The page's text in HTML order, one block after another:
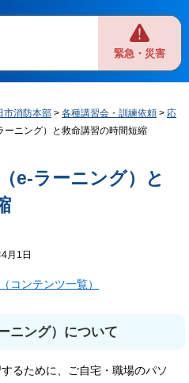
緊急・災害
市消防本部 >各種講習会・訓練依頼 > 応
ーニング）と救命講習の時間短縮
e-ラーニング）と
月1日
コンテンツ一覧）
ニング）について
るために、ご自宅・職場のパソ